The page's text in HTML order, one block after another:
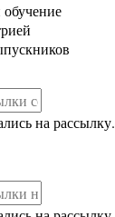
на рассылку.